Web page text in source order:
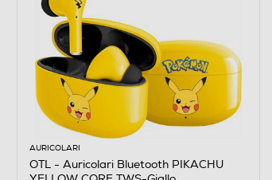
AURICOLARI
OTL - Auricolari Bluetooth PIKACHU